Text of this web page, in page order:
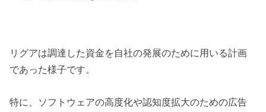
リグアは調達した資金を自社の発展のために用いる計画
であった様子です。
特に、ソフトウェアの高度化や認知度拡大のための広告